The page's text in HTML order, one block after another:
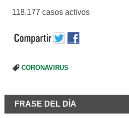
118.177 casos activos
CORONAVIRUS
FRASE DEL DÍA